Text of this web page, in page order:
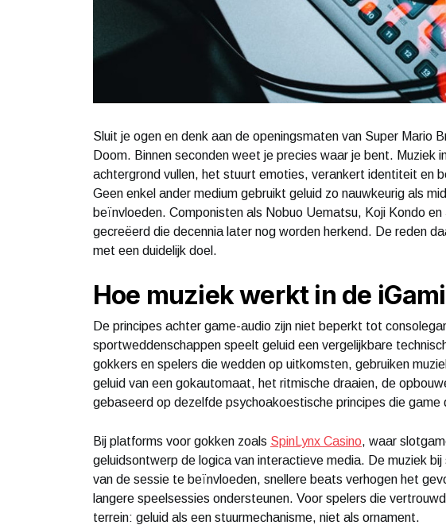
Sluit je ogen en denk aan de openingsmaten van Super Mario
Doom. Binnen seconden weet je precies waar je bent. Muziek
achtergrond vullen, het stuurt emoties, verankert identiteit en
Geen enkel ander medium gebruikt geluid zo nauwkeurig als
beïnvloeden. Componisten als Nobuo Uematsu, Koji Kondo
gecreëerd die decennia later nog worden herkend. De reden
met een duidelijk doel.
Hoe muziek werkt in de
De principes achter game-audio zijn niet beperkt tot
sportweddenschappen speelt geluid een vergelijkbare
gokkers en spelers die wedden op uitkomsten, gebruiken
geluid van een gokautomaat, het ritmische draaien, de
gebaseerd op dezelfde psychoakoestische principes die game
Bij platforms voor gokken zoals SpinLynx Casino, waar
geluidsontwerp de logica van interactieve media. De muziek
van de sessie te beïnvloeden, snellere beats verhogen het
langere speelsessies ondersteunen. Voor spelers die
terrein: geluid als een stuurmechanisme, niet als ornament.